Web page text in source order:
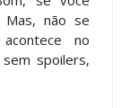
não se
no
spoilers,